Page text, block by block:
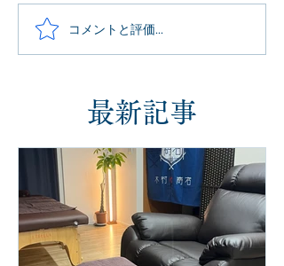
コメントと評価...
最新記事